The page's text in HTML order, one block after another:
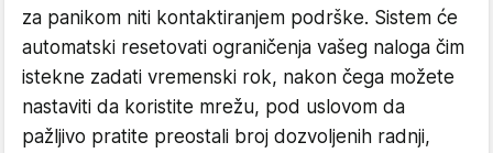
za panikom niti kontaktiranjem podrške. Sistem će
automatski resetovati ograničenja vašeg naloga čim
istekne zadati vremenski rok, nakon čega možete
nastaviti da koristite mrežu, pod uslovom da
pažljivo pratite preostali broj dozvoljenih radnji,